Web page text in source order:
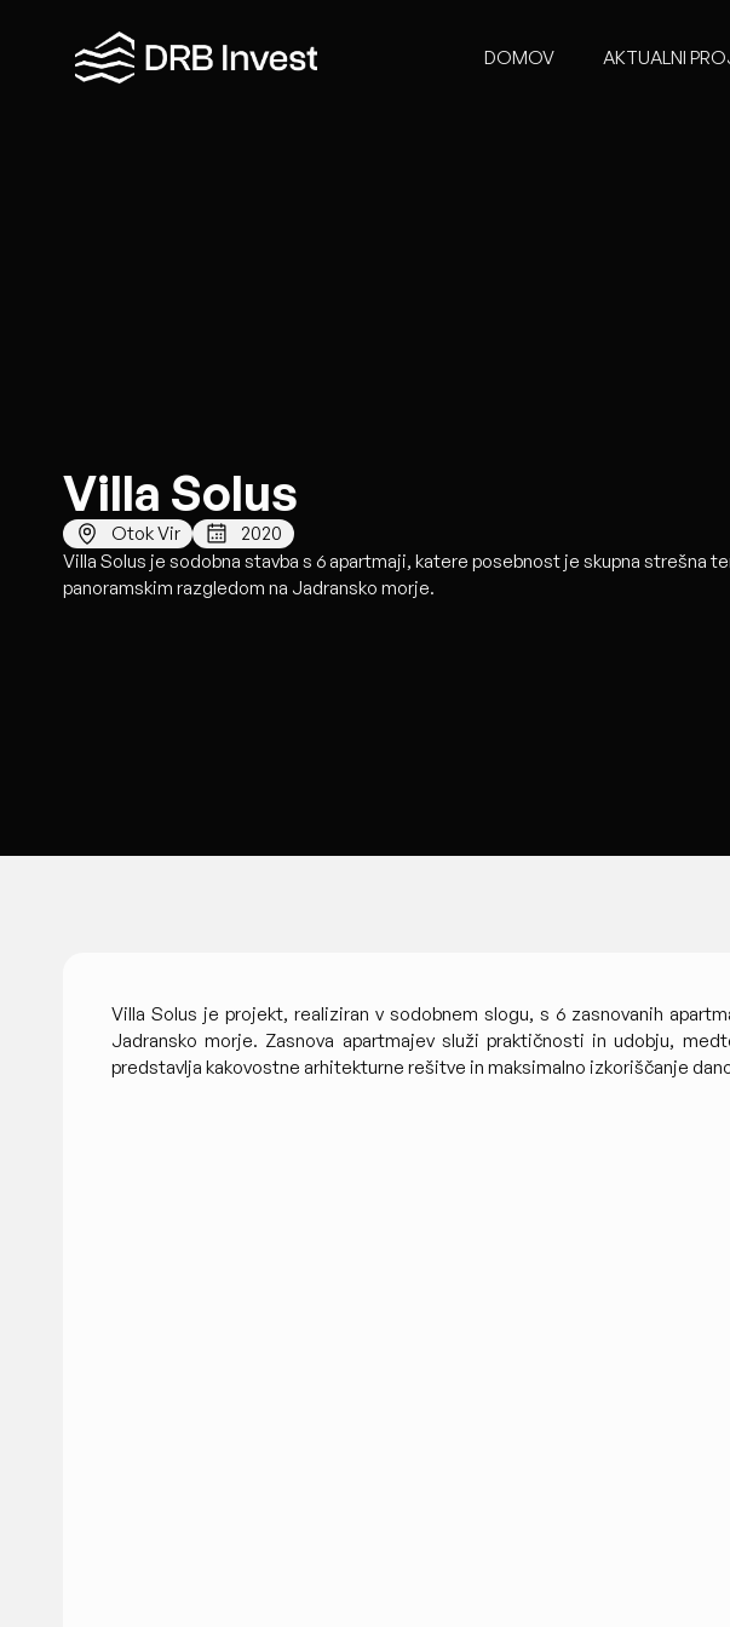
DOMOV AKTUALNI
Villa Solus
Otok Vir
2020
Villa Solus je sodobna stavba s 6 apartmaji, katere posebnost je skupna strešna
panoramskim razgledom na Jadransko morje.
Villa Solus je projekt, realiziran v sodobnem slogu, s 6 zasnovanih
Jadransko morje. Zasnova apartmajev služi praktičnosti in udobju,
predstavlja kakovostne arhitekturne rešitve in maksimalno izkoriščanje